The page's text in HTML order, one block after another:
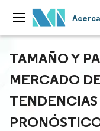
TAMAÑO Y
MERCADO